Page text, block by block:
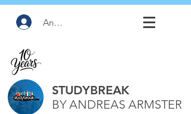
Anmelden
STUDYBREAK
BY ANDREAS ARMSTER